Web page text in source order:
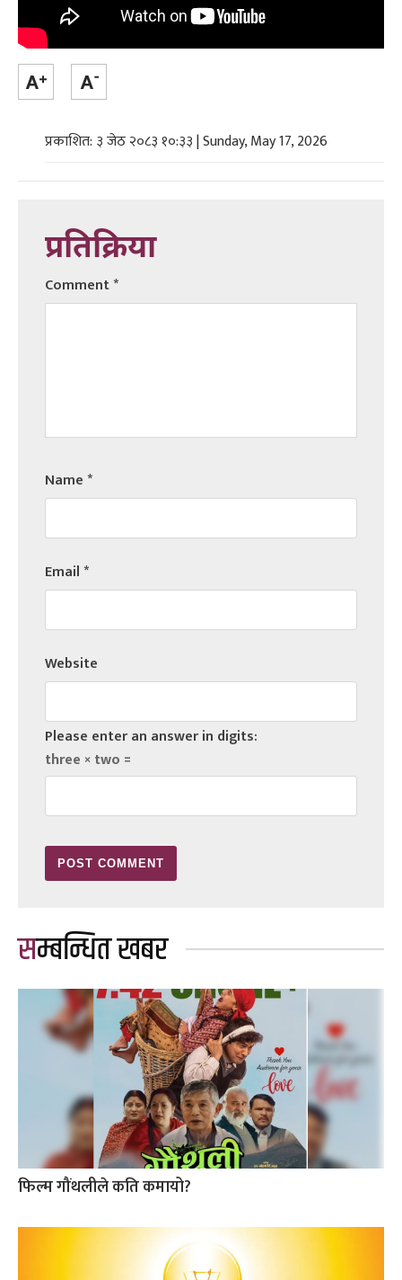
प्रकाशित: ३ जेठ २०८३ १०:३३ | Sunday, May 17, 2026
प्रतिक्रिया
Comment*
Name*
Email*
Website
Please enter an answer in digits:
three × two =
सम्बन्धित खबर
फिल्म गौंथलीले कति कमायो?